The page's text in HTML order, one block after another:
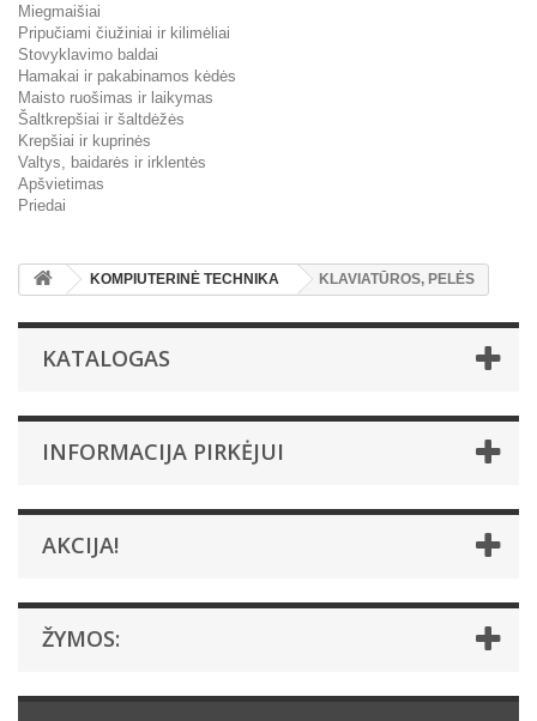
Miegmaišiai
Pripučiami čiužiniai ir kilimėliai
Stovyklavimo baldai
Hamakai ir pakabinamos kėdės
Maisto ruošimas ir laikymas
Šaltkrepšiai ir šaltdėžės
Krepšiai ir kuprinės
Valtys, baidarės ir irklentės
Apšvietimas
Priedai
KOMPIUTERINĖ TECHNIKA KLAVIATŪROS, PELĖS
KATALOGAS
INFORMACIJA PIRKĖJUI
AKCIJA!
ŽYMOS: